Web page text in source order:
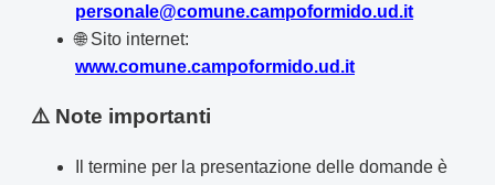
personale@comune.campoformido.ud.it
🌐 Sito internet:
www.comune.campoformido.ud.it
⚠️ Note importanti
Il termine per la presentazione delle domande è